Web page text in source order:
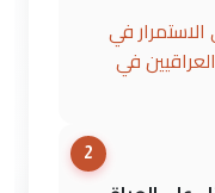
في
العراقيين في
2